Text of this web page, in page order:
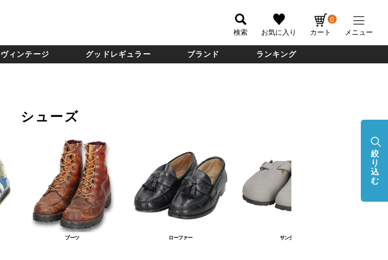
検索 お気に入り カート
0
メニュー
ヴィンテージ グッドレギュラー ブランド ランキング
シューズ
ブーツ ローファー サンダル
絞
り
込
む